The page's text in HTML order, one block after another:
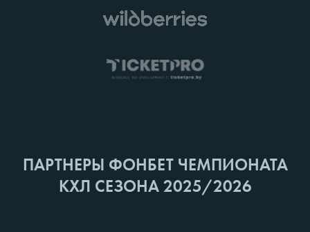
ПАРТНЕРЫ ФОНБЕТ ЧЕМПИОНАТА
КХЛ СЕЗОНА 2025/2026